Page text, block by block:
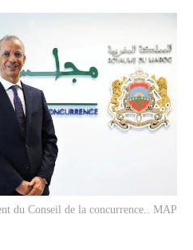
du Conseil de la concurrence.. MAP